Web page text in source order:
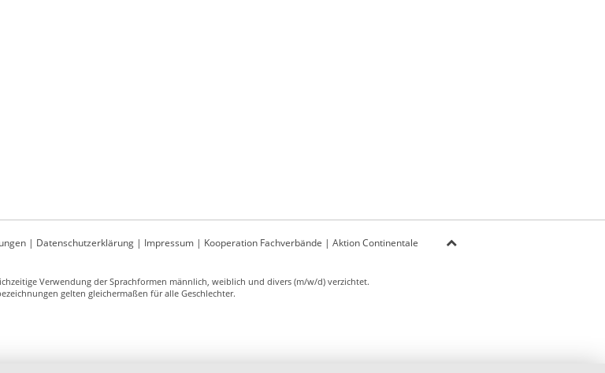
| Datenschutzerklärung| Impressum| Kooperation Fachverbände | Aktion Continentale
Verwendung der Sprachformen männlich, weiblich und divers (m/w/d) verzichtet.
gelten gleichermaßen für alle Geschlechter.